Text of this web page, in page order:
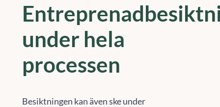
under hela
processen
Besiktningen kan även ske under